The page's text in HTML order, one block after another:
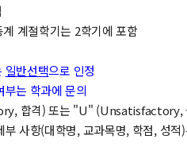
계절학기는 2학기에 포함
일반선택으로 인정
는 학과에 문의
합격) 또는 "U" ​(Unsatisfactory,
사항(대학명, 교과목명, 학점, 성적